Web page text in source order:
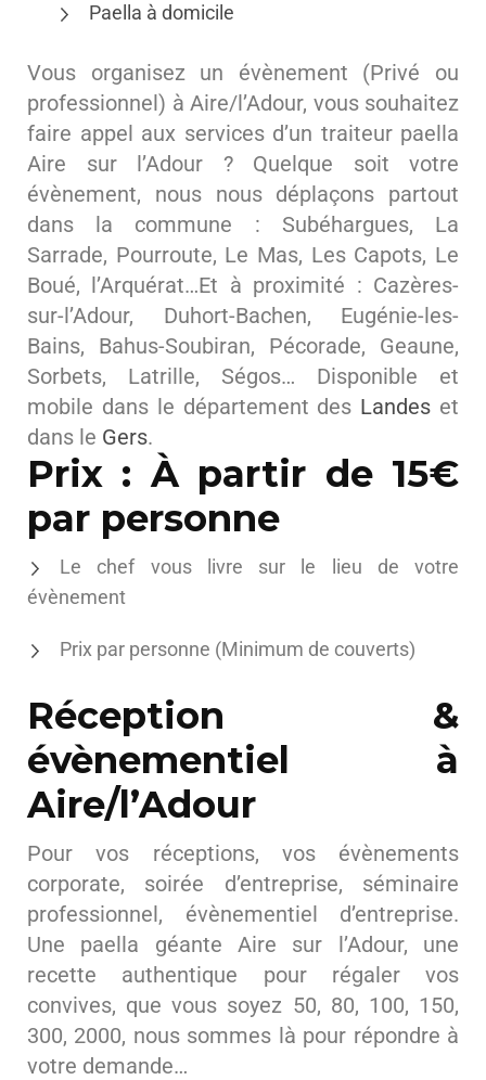
Paella à domicile
Vous organisez un évènement (Privé ou
professionnel) à Aire/l’Adour, vous souhaitez
faire appel aux services d’un traiteur paella
Aire sur l’Adour ? Quelque soit votre
évènement, nous nous déplaçons partout
dans la commune : Subéhargues, La
Sarrade, Pourroute, Le Mas, Les Capots, Le
Boué, l’Arquérat…Et à proximité : Cazères-
sur-l’Adour, Duhort-Bachen, Eugénie-les-
Bains, Bahus-Soubiran, Pécorade, Geaune,
Sorbets, Latrille, Ségos… Disponible et
mobile dans le département des Landes et
dans le Gers.
Prix : À partir de 15€
par personne
Le chef vous livre sur le lieu de votre
évènement
Prix par personne (Minimum de couverts)
Réception &
évènementiel à
Aire/l’Adour
Pour vos réceptions, vos évènements
corporate, soirée d’entreprise, séminaire
professionnel, évènementiel d’entreprise.
Une paella géante Aire sur l’Adour, une
recette authentique pour régaler vos
convives, que vous soyez 50, 80, 100, 150,
300, 2000, nous sommes là pour répondre à
votre demande…